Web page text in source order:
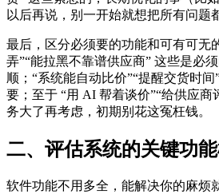
以后再说，别一开始就想把所有问题
最后，区分必须要的功能和可有可无
弄”“能拉黑不靠谱供应商” 这些是必
顺；“系统能自动比价”“提醒交货时
要；至于 “用 AI 帮着谈价”“给供应商
务大了再考虑，初期别花这冤枉钱。
二、评估系统的关键功
软件功能不用多全，能解决你的麻烦